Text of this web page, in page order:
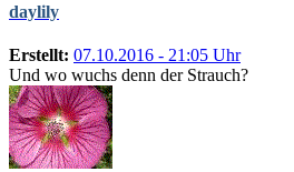
daylily
Erstellt: 07.10.2016 - 21:05 Uhr
Und wo wuchs denn der Strauch?